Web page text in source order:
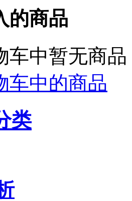
的商品
车中暂无商
车中的商品
类